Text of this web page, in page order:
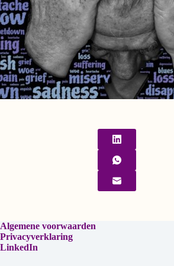
Algemene voorwaarden
Privacyverklaring
LinkedIn